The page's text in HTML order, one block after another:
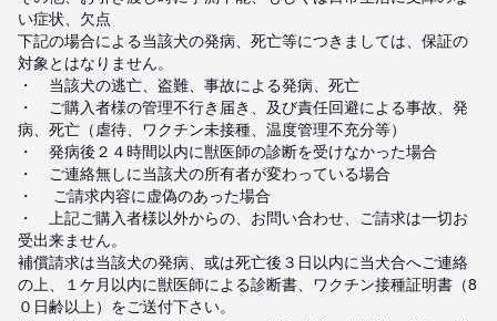
い症状、欠点
下記の場合による当該犬の発病、死亡等につきましては、保証の
対象とはなりません。
・　当該犬の逃亡、盗難、事故による発病、死亡
・　ご購入者様の管理不行き届き、及び責任回避による事故、発
病、死亡（虐待、ワクチン未接種、温度管理不充分等）
・　発病後２４時間以内に獣医師の診断を受けなかった場合
・　ご連絡無しに当該犬の所有者が変わっている場合
・	ご請求内容に虚偽のあった場合
・　上記ご購入者様以外からの、お問い合わせ、ご請求は一切お
受出来ません。
補償請求は当該犬の発病、或は死亡後３日以内に当犬合へご連絡
の上、１ケ月以内に獣医師による診断書、ワクチン接種証明書（8
０日齢以上）をご送付下さい。